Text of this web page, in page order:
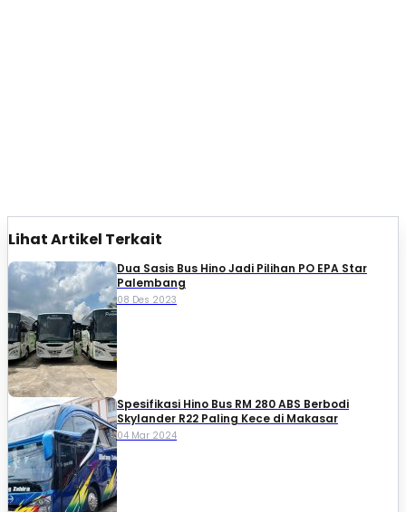
Lihat Artikel Terkait
Dua Sasis Bus Hino Jadi Pilihan PO EPA Star
Palembang
08 Des 2023
Spesifikasi Hino Bus RM 280 ABS Berbodi
Skylander R22 Paling Kece di Makasar
04 Mar 2024